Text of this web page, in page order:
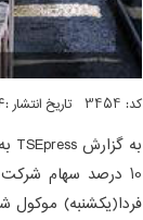
کد: 3454 تاریخ انتشار :۲۴ اسفند ۱۳۹۳ ساعت ۰۱:۰۸
به گزارشTSEpress
10 درصد سهام